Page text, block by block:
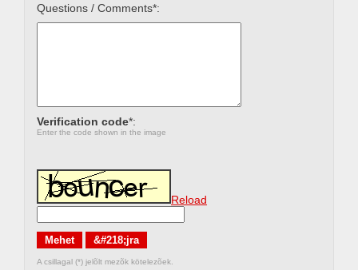
Questions / Comments*:
Verification code*:
Enter the code shown in the image
Reload
A csillagal (*) jelõlt mezõk kötelezõek.